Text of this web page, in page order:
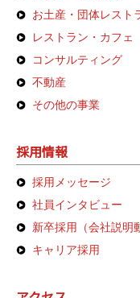
お土産・団体レスト
レストラン・カフェ
コンサルティング
不動産
その他の事業
採用情報
採用メッセージ
社員インタビュー
新卒採用（会社説明
キャリア採用